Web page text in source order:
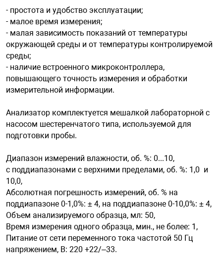
- простота и удобство эксплуатации;
- малое время измерения;
- малая зависимость показаний от температуры
окружающей среды и от температуры контролируемой
среды;
- наличие встроенного микроконтроллера,
повышающего точность измерения и обработки
измерительной информации.
Анализатор комплектуется мешалкой лабораторной с
насосом шестеренчатого типа, используемой для
подготовки пробы.
Диапазон измерений влажности, об. %: 0...10,
с поддиапазонами с верхними пределами, об. %: 1,0 и
10,0,
Абсолютная погрешность измерений, об. % на
поддиапазоне 0-1,0%: ± 4, на поддиапазоне 0-10,0%: ± 4,
Объем анализируемого образца, мл: 50,
Время измерения одного образца, мин., не более: 1,
Питание от сети переменного тока частотой 50 Гц
напряжением, В: 220 +22/–33.